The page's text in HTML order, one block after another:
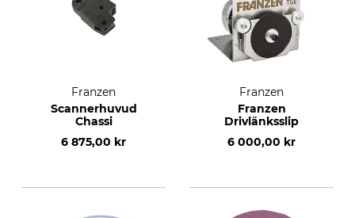
Franzen
Scannerhuvud
Chassi
6 875,00 kr
Franzen
Franzen
Drivlänksslip
6 000,00 kr